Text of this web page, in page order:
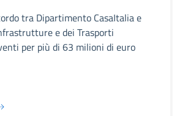
tra Dipartimento CasaItalia e
e dei Trasporti
per più di 63 milioni di euro